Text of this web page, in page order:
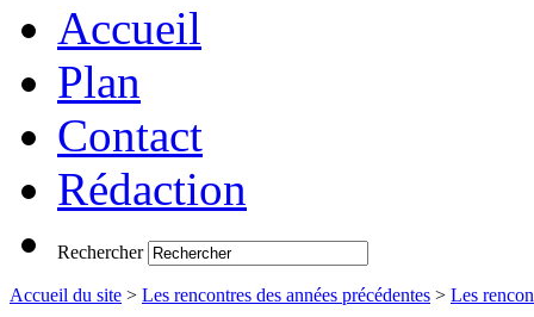
Accueil
Plan
Contact
Rédaction
Rechercher
Accueil du site > Les rencontres des années précédentes > Les